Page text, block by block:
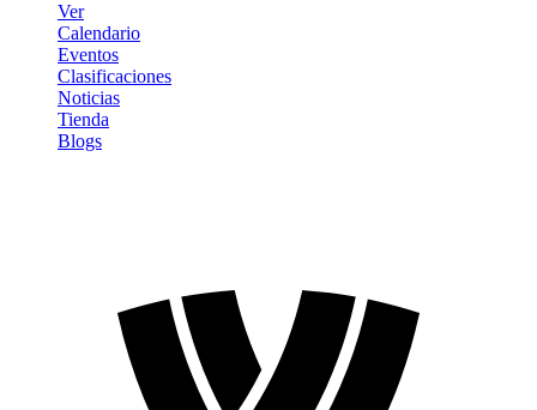
Ver
Calendario
Eventos
Clasificaciones
Noticias
Tienda
Blogs